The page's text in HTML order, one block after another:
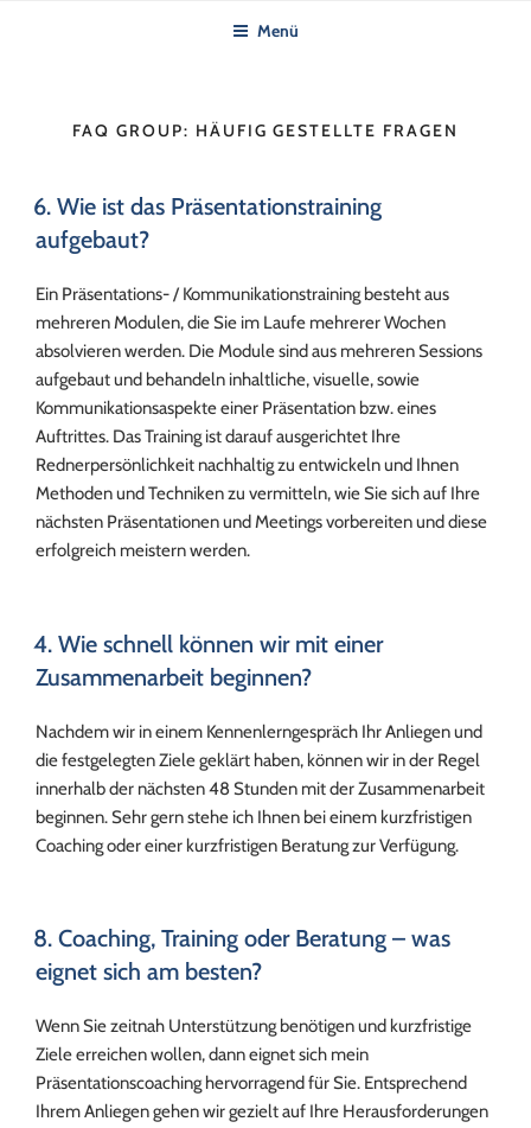
Menü
FAQ GROUP: HÄUFIG GESTELLTE FRAGEN
6. Wie ist das Präsentationstraining
aufgebaut?
Ein Präsentations- / Kommunikationstraining besteht aus
mehreren Modulen, die Sie im Laufe mehrerer Wochen
absolvieren werden. Die Module sind aus mehreren Sessions
aufgebaut und behandeln inhaltliche, visuelle, sowie
Kommunikationsaspekte einer Präsentation bzw. eines
Auftrittes. Das Training ist darauf ausgerichtet Ihre
Rednerpersönlichkeit nachhaltig zu entwickeln und Ihnen
Methoden und Techniken zu vermitteln, wie Sie sich auf Ihre
nächsten Präsentationen und Meetings vorbereiten und diese
erfolgreich meistern werden.
4. Wie schnell können wir mit einer
Zusammenarbeit beginnen?
Nachdem wir in einem Kennenlerngespräch Ihr Anliegen und
die festgelegten Ziele geklärt haben, können wir in der Regel
innerhalb der nächsten 48 Stunden mit der Zusammenarbeit
beginnen. Sehr gern stehe ich Ihnen bei einem kurzfristigen
Coaching oder einer kurzfristigen Beratung zur Verfügung.
8. Coaching, Training oder Beratung – was
eignet sich am besten?
Wenn Sie zeitnah Unterstützung benötigen und kurzfristige
Ziele erreichen wollen, dann eignet sich mein
Präsentationscoaching hervorragend für Sie. Entsprechend
Ihrem Anliegen gehen wir gezielt auf Ihre Herausforderungen